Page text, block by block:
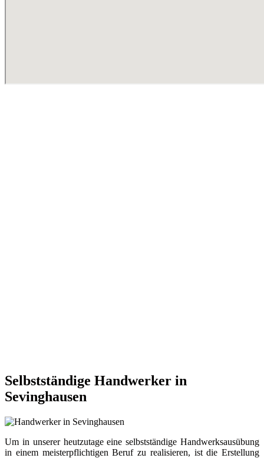
Selbstständige Handwerker in
Sevinghausen
Um in unserer heutzutage eine selbstständige Handwerksausübung
in einem meisterpflichtigen Beruf zu realisieren, ist die Erstellung